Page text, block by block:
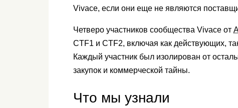
Vivace, если они еще не являются
Четверо участников сообщества Vivace от
CTF1 и CTF2, включая как действующих,
Каждый участник был изолирован от
закупок и коммерческой тайны.
Что мы узнали